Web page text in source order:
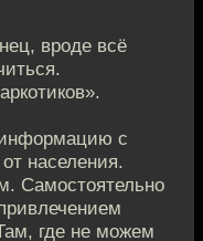
вроде всё
с
населения.
Самостоятельно
где не можем